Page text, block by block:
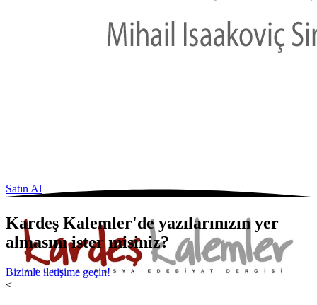
Satın Al
Kardeş Kalemler'de yazılarınızın yer
almasını ister misiniz?
Bizimle iletişime geçin!
<